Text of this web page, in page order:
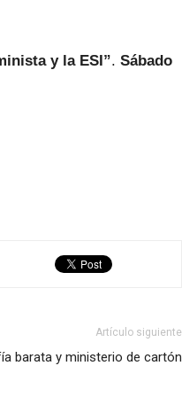
y la ESI”. Sábado
Artículo siguiente
barata y ministerio de cartón